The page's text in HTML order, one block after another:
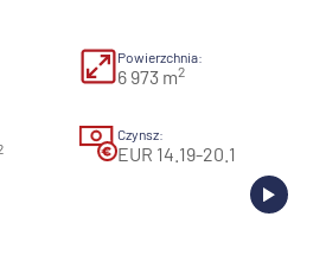
Powierzchnia:
6 973 m2
Czynsz:
EUR 14.19-20.1